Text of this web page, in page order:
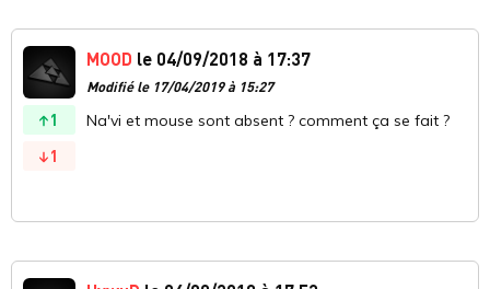
1
1
MOOD le 04/09/2018 à 17:37
Modifié le 17/04/2019 à 15:27
Na'vi et mouse sont absent ? comment ça se fait ?